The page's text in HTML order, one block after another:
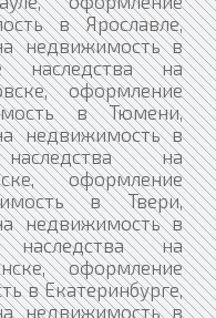
в Ярославле,
недвижимость в
наследства на
оформление
в Тюмени,
недвижимость в
на
оформление
в Твери,
недвижимость в
наследства на
оформление
в Екатеринбурге,
недвижимость в